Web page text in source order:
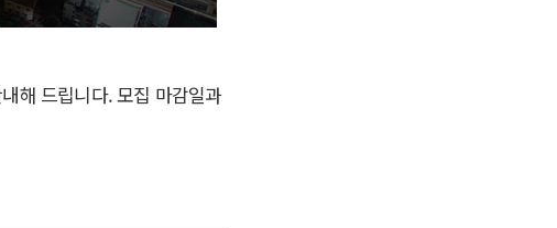
해 드립니다. 모집 마감일과